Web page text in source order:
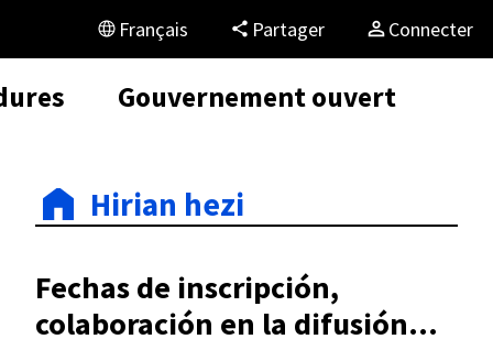
Français Partager Connecter
Gouvernement ouvert
Hirian hezi
Fechas de inscripción,
colaboración en la difusión...